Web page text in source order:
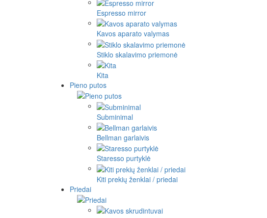
Espresso mirror
Kavos aparato valymas
Stiklo skalavimo priemonė
Kita
Pieno putos
Subminimal
Bellman garlaivis
Staresso purtyklė
Kiti prekių ženklai / priedai
Priedai